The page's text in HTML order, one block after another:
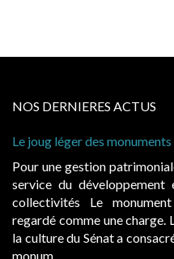
NOS DERNIERES ACTUS
historiques au
et touristique des
a longtemps été
que la commission de
2026, à la gestion des